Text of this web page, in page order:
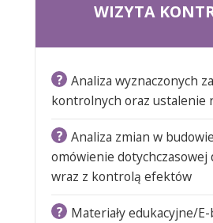
WIZYTA
? Analiza wyznaczonych
kontrolnych oraz ustalenie
? Analiza zmian w budowie
omówienie
wraz z kontrolą efektów
? Materiały edukacyjne/